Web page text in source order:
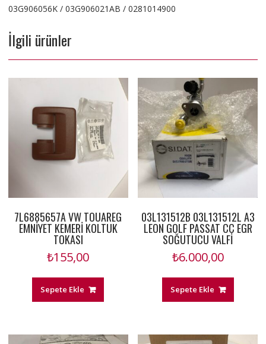
03G906056K / 03G906021AB / 0281014900
İlgili ürünler
7L6885657A VW TOUAREG
EMNİYET KEMERİ KOLTUK
TOKASI
₺155,00
Sepete Ekle
03L131512B 03L131512L A3
LEON GOLF PASSAT CC EGR
SOĞUTUCU VALFİ
₺6.000,00
Sepete Ekle